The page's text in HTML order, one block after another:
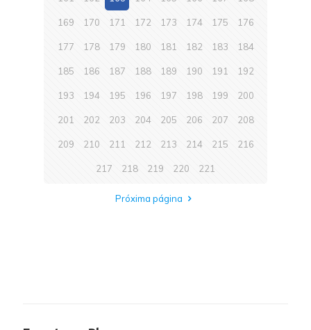
169 170 171 172 173 174 175 176
177 178 179 180 181 182 183 184
185 186 187 188 189 190 191 192
193 194 195 196 197 198 199 200
201 202 203 204 205 206 207 208
209 210 211 212 213 214 215 216
217 218 219 220 221
Próxima página